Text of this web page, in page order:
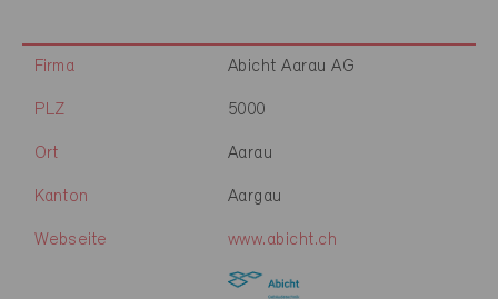
Firma Abicht Aarau AG
PLZ 5000
Ort Aarau
Kanton Aargau
Webseite www.abicht.ch